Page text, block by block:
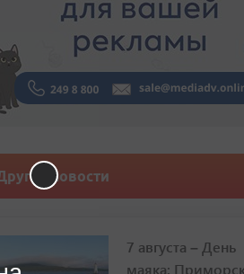
новости
7 августа – День
маяка: